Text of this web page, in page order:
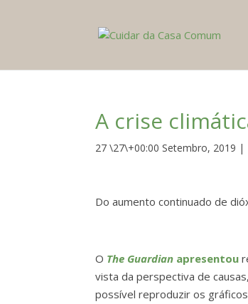
A crise
27 \27\+00:00 Setembro, 2019 |
Do aumento continuado de
O The Guardian apresentou
vista da perspectiva de
possível reproduzir os